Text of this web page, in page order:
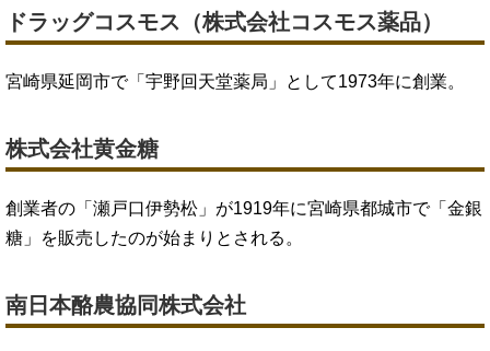
ドラッグコスモス（株式会社コスモス薬品）
宮崎県延岡市で「宇野回天堂薬局」として1973年に創業。
株式会社黄金糖
創業者の「瀬戸口伊勢松」が1919年に宮崎県都城市で「金銀
糖」を販売したのが始まりとされる。
南日本酪農協同株式会社